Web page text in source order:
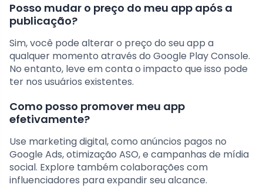
Posso mudar o preço do meu app após a
publicação?
Sim, você pode alterar o preço do seu app a
qualquer momento através do Google Play Console.
No entanto, leve em conta o impacto que isso pode
ter nos usuários existentes.
Como posso promover meu app
efetivamente?
Use marketing digital, como anúncios pagos no
Google Ads, otimização ASO, e campanhas de mídia
social. Explore também colaborações com
influenciadores para expandir seu alcance.